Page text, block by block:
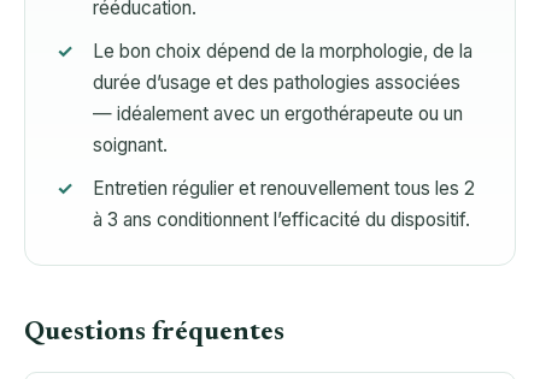
rééducation.
Le bon choix dépend de la morphologie, de la
durée d’usage et des pathologies associées
— idéalement avec un ergothérapeute ou un
soignant.
Entretien régulier et renouvellement tous les 2
à 3 ans conditionnent l’efficacité du dispositif.
Questions fréquentes